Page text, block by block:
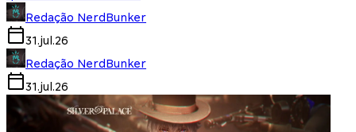
Redação NerdBunker
31.jul.26
Redação NerdBunker
31.jul.26